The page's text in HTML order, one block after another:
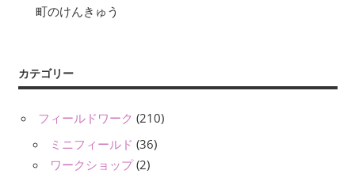
町のけんきゅう
カテゴリー
フィールドワーク (210)
ミニフィールド (36)
ワークショップ(2)